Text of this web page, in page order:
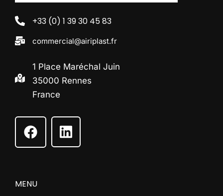
+33 (0) 1 39 30 45 83
commercial@airiplast.fr
1 Place Maréchal Juin
35000 Rennes
France
MENU